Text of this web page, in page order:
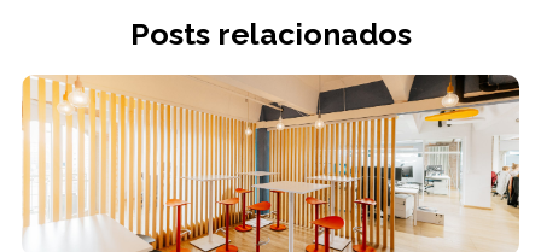
Posts relacionados